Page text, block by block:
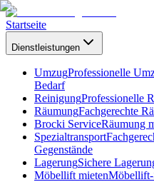
Startseite
Dienstleistungen
UmzugProfessionelle
Bedarf
ReinigungProfessionelle
RäumungFachgerechte
Brocki ServiceRäumung
Spezialtransport
Gegenstände
LagerungSichere
Möbellift mietenMöbellift-